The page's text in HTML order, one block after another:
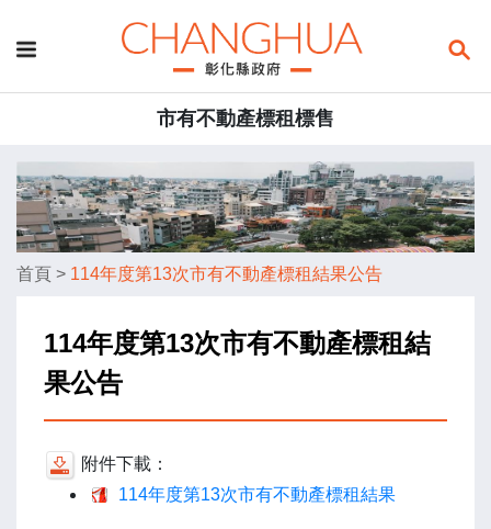
市有不動產標租標售
首頁 > 114年度第13次市有不動產標租結果公告
114年度第13次市有不動產標租結
果公告
附件下載：
114年度第13次市有不動產標租結果